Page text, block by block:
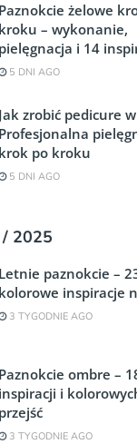
Paznokcie żelowe
kroku – wykonanie,
pielęgnacja i 14
5 DNI AGO
Jak zrobić pedicure
Profesjonalna
krok po kroku
5 DNI AGO
2025
Letnie paznokcie –
kolorowe inspiracje
3 TYGODNIE AGO
Paznokcie ombre –
inspiracji i
przejść
3 TYGODNIE AGO